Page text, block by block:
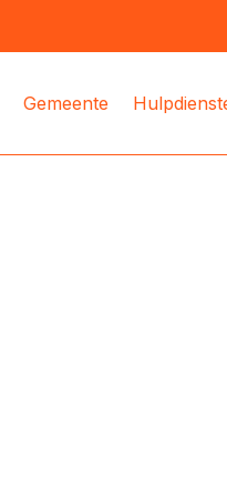
Gemeente